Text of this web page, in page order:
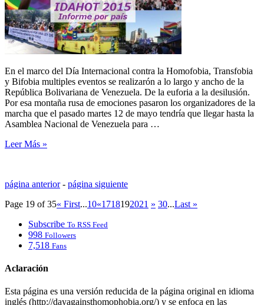
En el marco del Día Internacional contra la Homofobia, Transfobia
y Bifobia multiples eventos se realizarón a lo largo y ancho de la
República Bolivariana de Venezuela. De la euforia a la desilusión.
Por esa montaña rusa de emociones pasaron los organizadores de la
marcha que el pasado martes 12 de mayo tendría que llegar hasta la
Asamblea Nacional de Venezuela para …
Leer Más »
página anterior- página siguiente
Page 19 of 35« First...10«1718192021 » 30...Last »
Subscribe To RSS Feed
998 Followers
7,518 Fans
Aclaración
Esta página es una versión reducida de la página original en idioma
inglés (http://dayagainsthomophobia.org/) y se enfoca en las